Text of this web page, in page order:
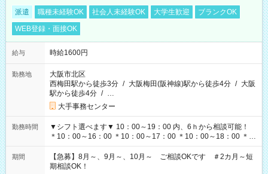
派遣 職種未経験OK 社会人未経験OK 大学生歓迎
ブランクOK
WEB登録・面接OK
給与 時給1600円
勤務地
大阪市北区
西梅田駅から徒歩3分 / 大阪梅田(阪神線)駅から徒歩4分 / 大阪
駅から徒歩4分 / …
大手事務センター
勤務時間
▼シフト選べます▼ 10：00～19：00 内、6ｈから相談可能！
＊10：00～16：00 ＊10：00～17：00 ＊10：00～18：00 ＊
11：00～19：00 ＊12：00～19：00 ＊13：00～19：00
期間
【急募】8月～、9月～、10月～ ご相談OKです ＃2カ月～短
期相談OK！